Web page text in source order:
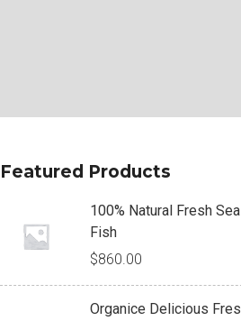
Featured Products
100% Natural Fresh Sea
Fish
$860.00
Organice Delicious